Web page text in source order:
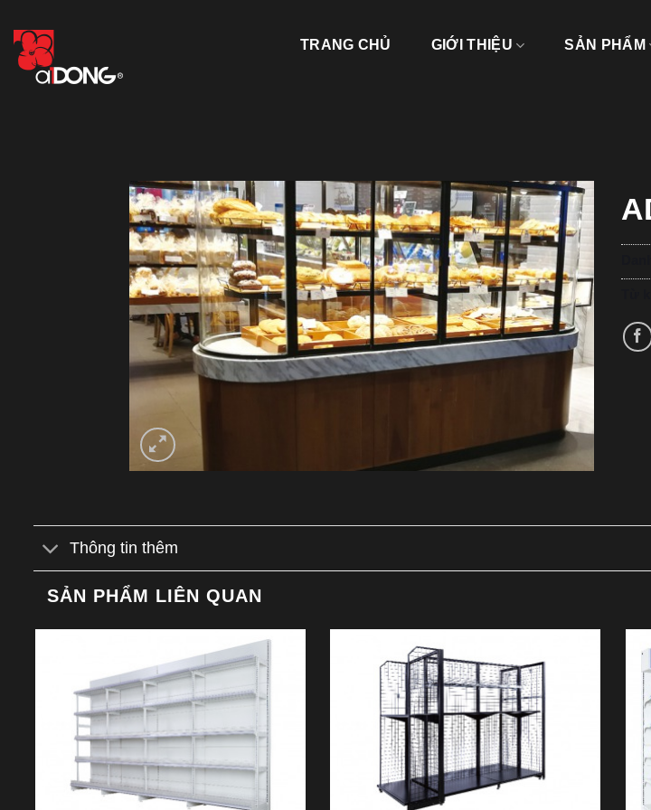
content
TRANG CHỦ GIỚI THIỆU SẢN PHẨM
Thông tin thêm
SẢN PHẨM LIÊN QUAN